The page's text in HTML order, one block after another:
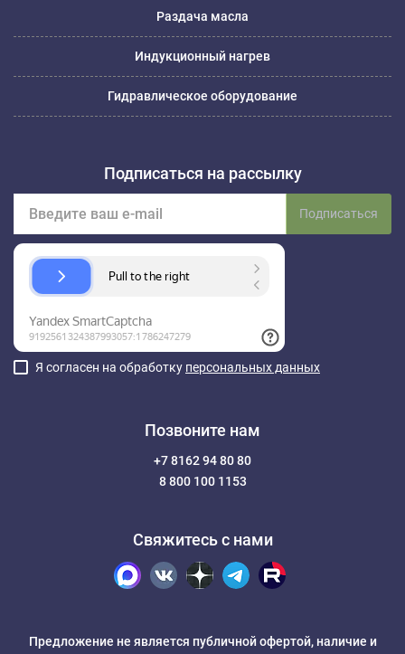
Раздача масла
Индукционный нагрев
Гидравлическое оборудование
Подписаться на рассылку
Подписаться
Я согласен на обработку персональных данных
Позвоните нам
+7 8162 94 80 80
8 800 100 1153
Свяжитесь с нами
Предложение не является публичной офертой, наличие и